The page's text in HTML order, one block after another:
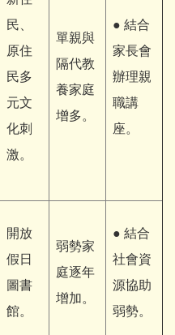
民、
原住
民多
元文
化刺
激。
單親與
隔代教
養家庭
增多。
● 結合
家長會
辦理親
職講
座。
開放
假日
圖書
館。
弱勢家
庭逐年
增加。
● 結合
社會資
源協助
弱勢。